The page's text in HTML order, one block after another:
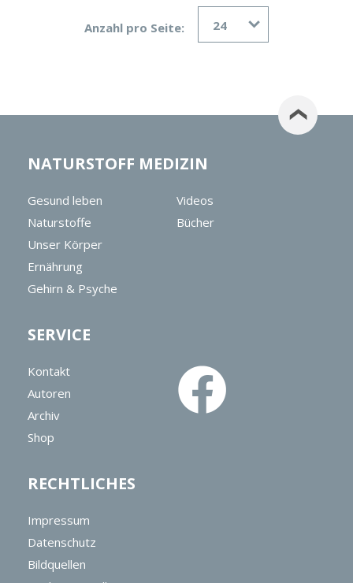
Anzahl pro Seite: 24
NATURSTOFF MEDIZIN
Gesund leben
Naturstoffe
Unser Körper
Ernährung
Gehirn & Psyche
Videos
Bücher
SERVICE
Kontakt
Autoren
Archiv
Shop
RECHTLICHES
Impressum
Datenschutz
Bildquellen